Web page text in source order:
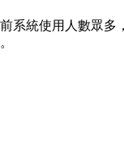
系統使用人數眾